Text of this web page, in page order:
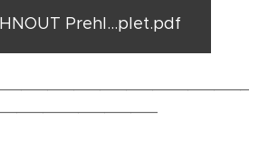
Prehl...plet.pdf